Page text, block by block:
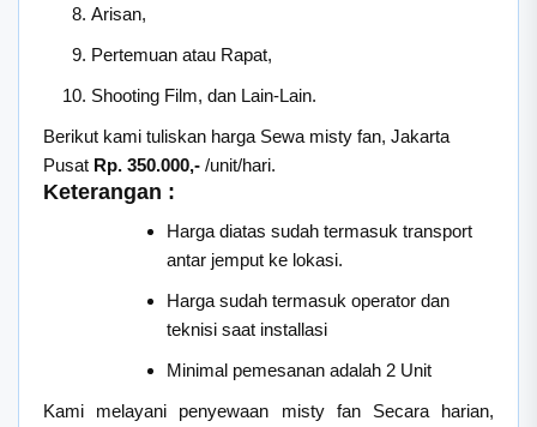
Arisan,
Pertemuan atau Rapat,
Shooting Film, dan Lain-Lain.
Berikut kami tuliskan harga Sewa misty fan, Jakarta
Pusat Rp. 350.000,- /unit/hari.
Keterangan :
Harga diatas sudah termasuk transport
antar jemput ke lokasi.
Harga sudah termasuk operator dan
teknisi saat installasi
Minimal pemesanan adalah 2 Unit
Kami melayani penyewaan misty fan Secara harian,